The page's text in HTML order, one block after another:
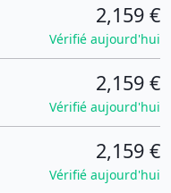
2,159 €
Vérifié aujourd'hui
2,159 €
Vérifié aujourd'hui
2,159 €
Vérifié aujourd'hui